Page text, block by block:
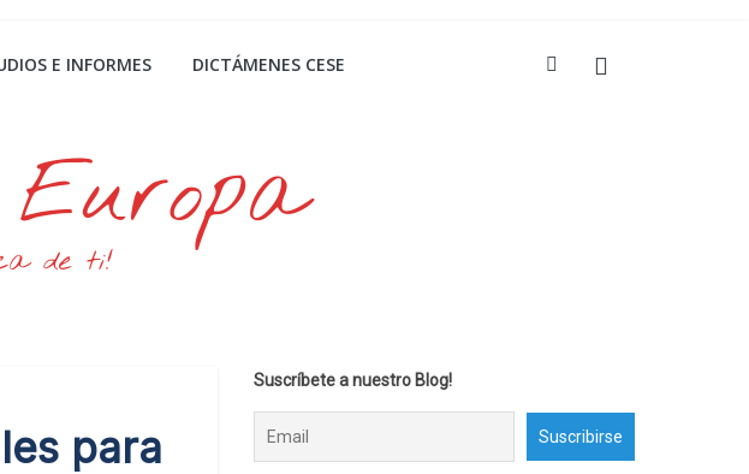
E INFORMES DICTÁMENES CESE
de ti!
para
Suscríbete a nuestro Blog!